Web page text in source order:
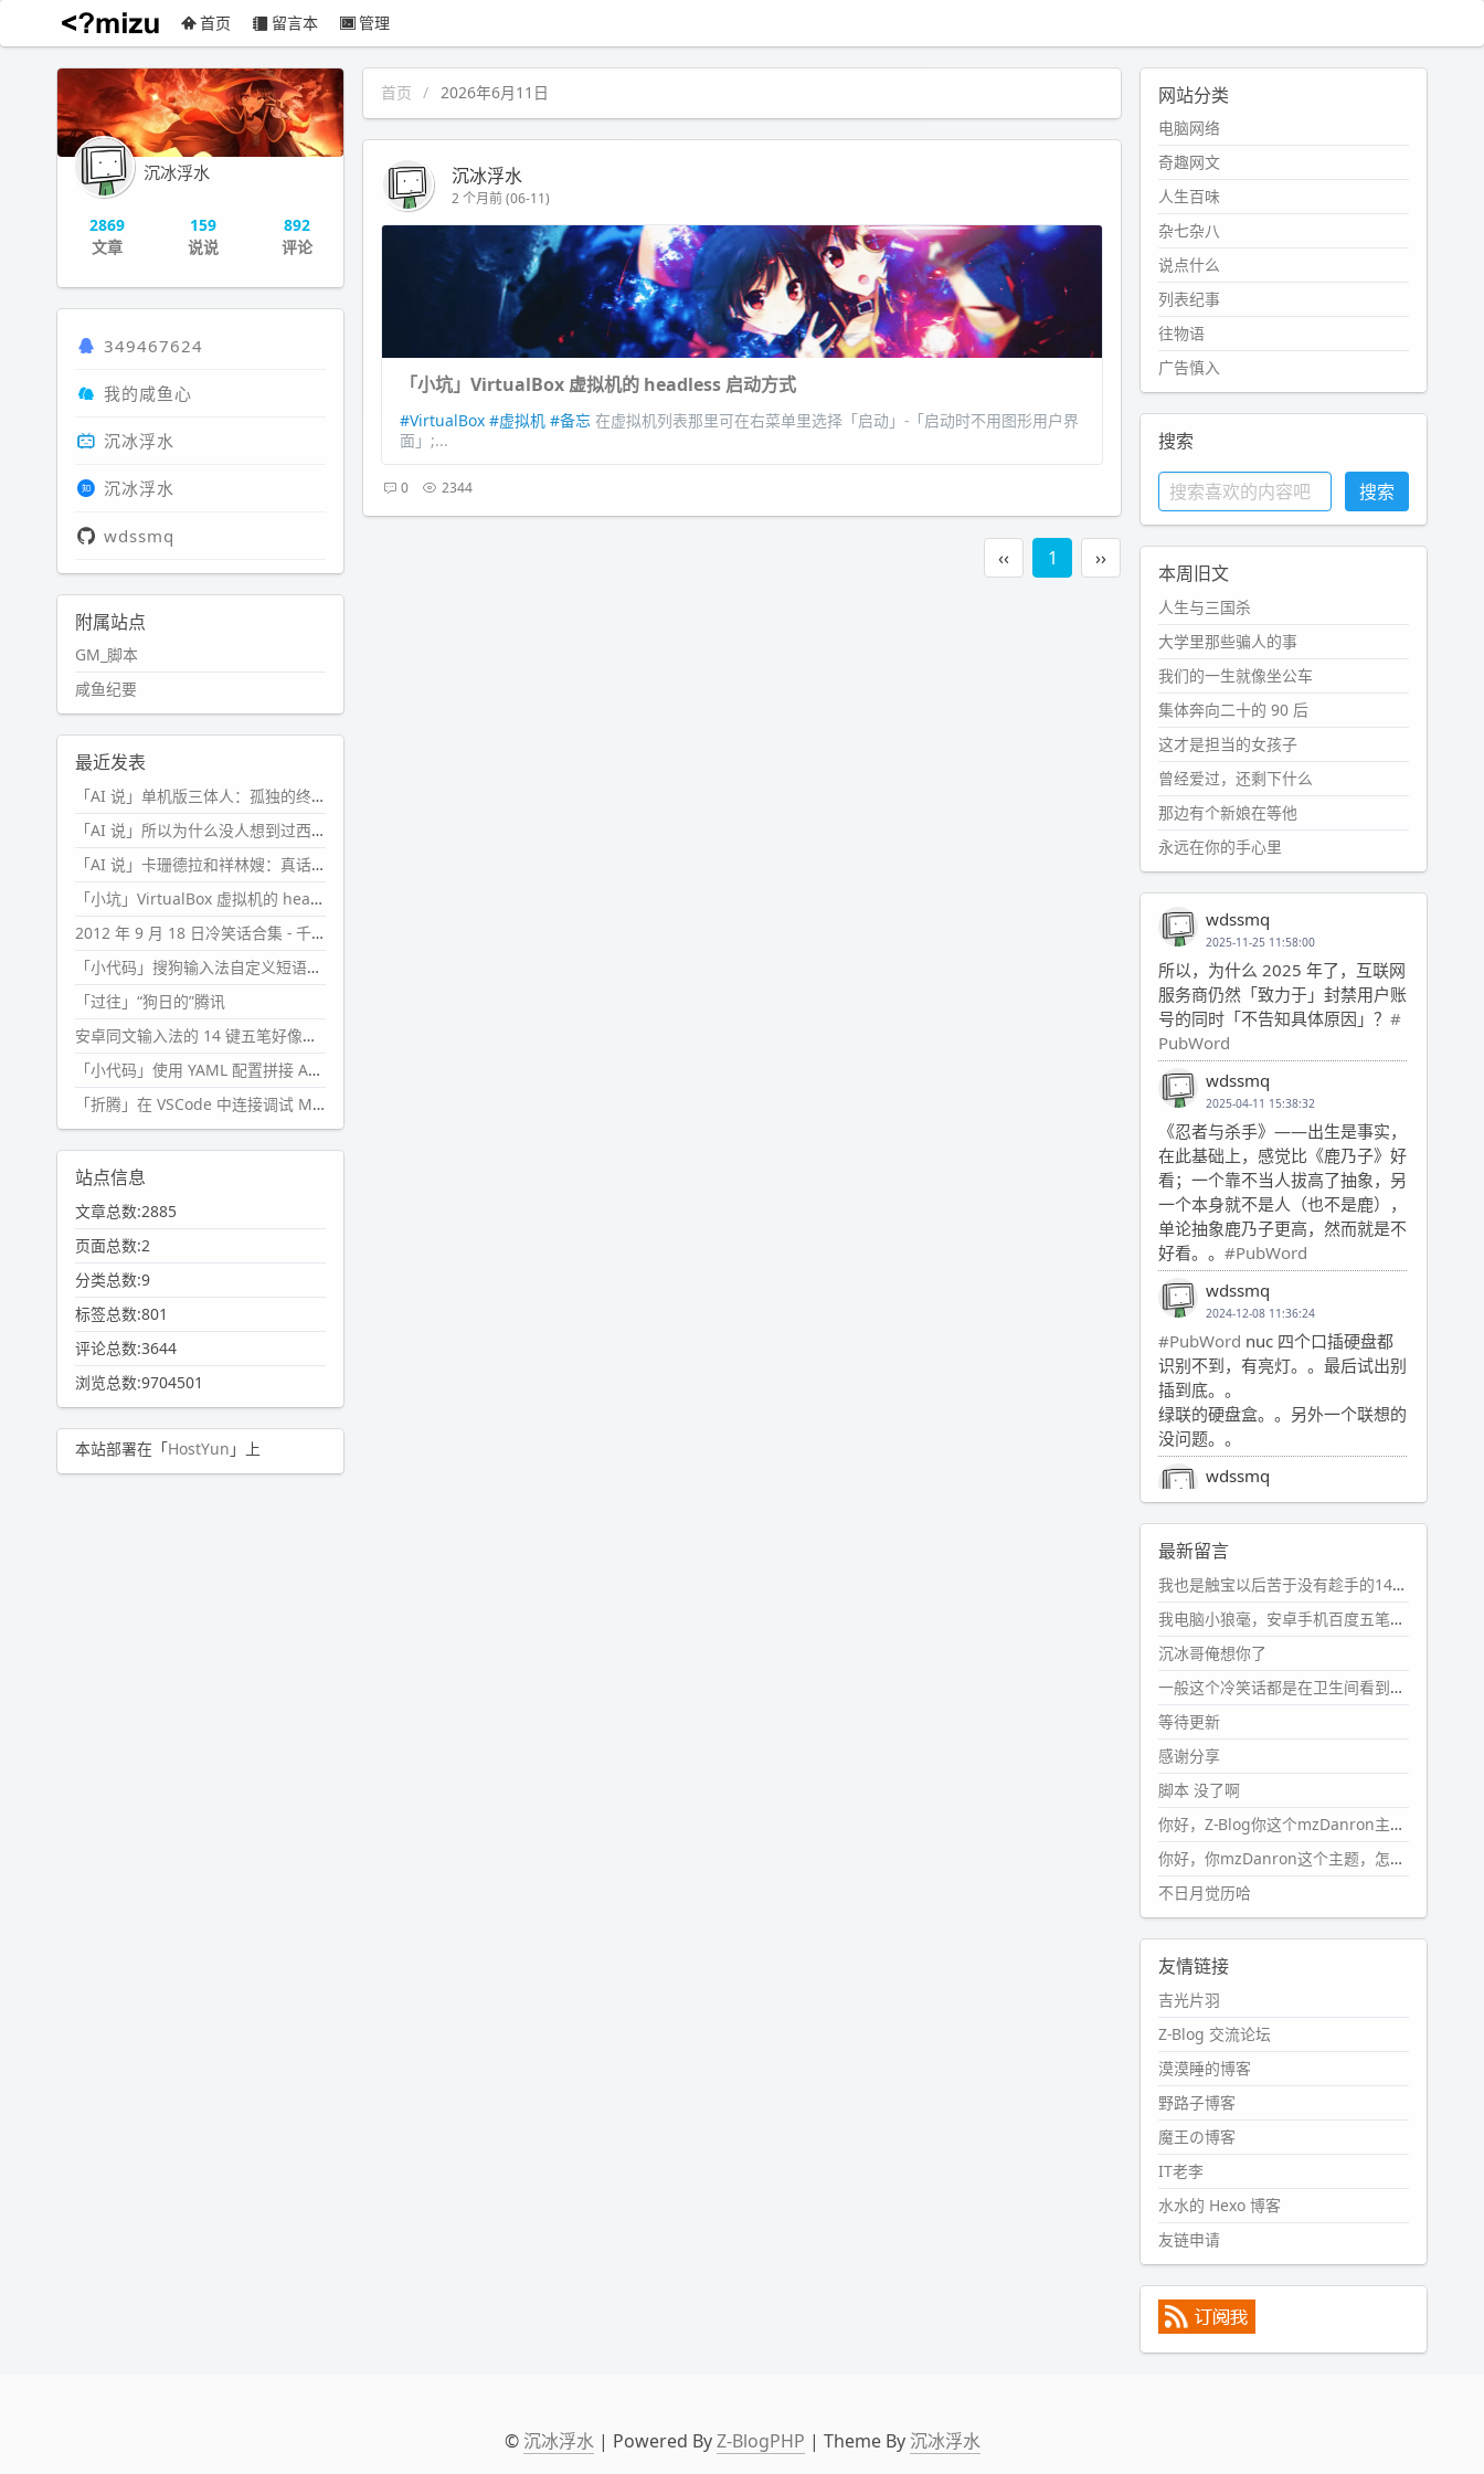
沉冰浮水 首页 留言本 管理
首页 2026年6月11日
沉冰浮水
2 个月前 (06-11)
「小坑」VirtualBox 虚拟机的 headless 启动方式
#VirtualBox #虚拟机 #备忘 在虚拟机列表那里可在右菜单里选择「启动」-「启动时不用图形用户界
面」;...
0 2344
‹‹ 1 ››
沉冰浮水
2869
文章
159
说说
892
评论
349467624
我的咸鱼心
沉冰浮水
沉冰浮水
wdssmq
附属站点
GM_脚本
咸鱼纪要
最近发表
「AI 说」单机版三体人：孤独的终极形态
「AI 说」所以为什么没人想到过西西弗斯的膝盖状态？
「AI 说」卡珊德拉和祥林嫂：真话者的悲剧
「小坑」VirtualBox 虚拟机的 headless 启动方式
2012 年 9 月 18 日冷笑话合集 - 千万别惹女人
「小代码」搜狗输入法自定义短语分片管理「Python」
「过往」“狗日的”腾讯
安卓同文输入法的 14 键五笔好像终于能用了?
「小代码」使用 YAML 配置拼接 AI 提示词，随机及条件语句
「折腾」在 VSCode 中连接调试 Microsoft Edge
站点信息
文章总数:2885
页面总数:2
分类总数:9
标签总数:801
评论总数:3644
浏览总数:9704501
本站部署在「HostYun 」上
网站分类
电脑网络
奇趣网文
人生百味
杂七杂八
说点什么
列表纪事
往物语
广告慎入
搜索
本周旧文
人生与三国杀
大学里那些骗人的事
我们的一生就像坐公车
集体奔向二十的 90 后
这才是担当的女孩子
曾经爱过，还剩下什么
那边有个新娘在等他
永远在你的手心里
wdssmq
2025-11-25 11:58:00
所以，为什么 2025 年了，互联网
服务商仍然「致力于」封禁用户账
号的同时「不告知具体原因」？ #
PubWord
wdssmq
2025-04-11 15:38:32
《忍者与杀手》——出生是事实，
在此基础上，感觉比《鹿乃子》好
看；一个靠不当人拔高了抽象，另
一个本身就不是人（也不是鹿），
单论抽象鹿乃子更高，然而就是不
好看。。 #PubWord
wdssmq
2024-12-08 11:36:24
#PubWord nuc 四个口插硬盘都
识别不到，有亮灯。。最后试出别
插到底。。
绿联的硬盘盒。。另外一个联想的
没问题。。
wdssmq
2024-11-19 17:31:51
#PubWord近期观影记录：超级
马里奥，死侍与金刚狼。。
wdssmq
2024-10-08 10:12:25
#PubWord搬家也告一段落，虽
然搬过来的东西还得归置，新衣柜
虽说已经散俩月味儿了，但还是不
想放衣服进去。
wdssmq
2024-09-23 21:00:49
#PubWord
一次？？碎雨集_沉冰浮水_第1页
https://www.wdssmq.com/ta
g/%E7%A2%8E%E9%9B%A8%E
9%9B%86/
wdssmq
2024-09-23 20:58:40
话，2024 年目前只发了 13 条
嘟？？？？
wdssmq
2024-09-15 10:32:07
#PubWordVSCode 内 git 操作卡
住的时候没办法主动取消一直是个
痛点，一般都是推送或拉取，今天
连提交都卡了。。
wdssmq
#PubWord又一个夏天过去了，
所以今年也没买防水鞋套；然后天
凉了，为了应对踢被子买了睡袋，
不知道 1.2 米会不会略窄。。
最新留言
我也是触宝以后苦于没有趁手的14键五笔键盘久矣上面那位兄台用的百度双键点划布局我也用过很久，那个皮肤做得很粗糙，个别键位的触发区域是错位的，快速打字时很容易出错，修改它的皮肤文件校正后勉强能用，但早年出的皮肤分辨率太低，实在谈不上美观。百度小米定制版的商店里有一个"小黑板"皮肤还不错(百度官方输入法商店里没有)，但那个风格我不喜欢这两天找到了一个叫"森林集"的公众号，开发了海量的皮肤，很多都有14键版本，付费但很便宜，几块钱，终于有自己满意的输入法了搜了一下，这个工作室还是百度的官方合作伙伴，不知道为什么14键作品都不在官方商店上架，难道是百度官方在刻意放弃14键？
我电脑小狼毫，安卓手机百度五笔，皮肤用的双键点划，挺好的。
沉冰哥俺想你了
一般这个冷笑话都是在卫生间看到的多
等待更新
感谢分享
脚本 没了啊
你好，Z-Blog你这个mzDanron主题，怎么去除文章标题图像和文章摘要，仅显示标题，感谢回复！
你好，你mzDanron这个主题，怎么去除文章标题的图像和文章摘要！仅显示标题，感谢回复解决！
不日月觉历哈
友情链接
吉光片羽
Z-Blog 交流论坛
漠漠睡的博客
野路子博客
魔王の博客
IT老李
水水的 Hexo 博客
友链申请
© 沉冰浮水| Powered ByZ-BlogPHP | Theme By 沉冰浮水